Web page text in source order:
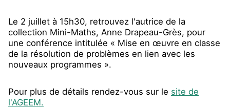
Le 2 juillet à 15h30, retrouvez l'autrice de la
collection Mini-Maths, Anne Drapeau-Grès, pour
une conférence intitulée « Mise en œuvre en classe
de la résolution de problèmes en lien avec les
nouveaux programmes ».
Pour plus de détails rendez-vous sur le site de
l'AGEEM.